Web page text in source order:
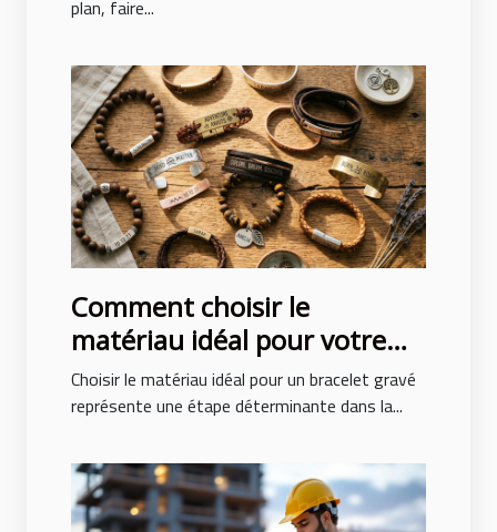
plan, faire...
Comment choisir le
matériau idéal pour votre
bracelet gravé ?
Choisir le matériau idéal pour un bracelet gravé
représente une étape déterminante dans la...